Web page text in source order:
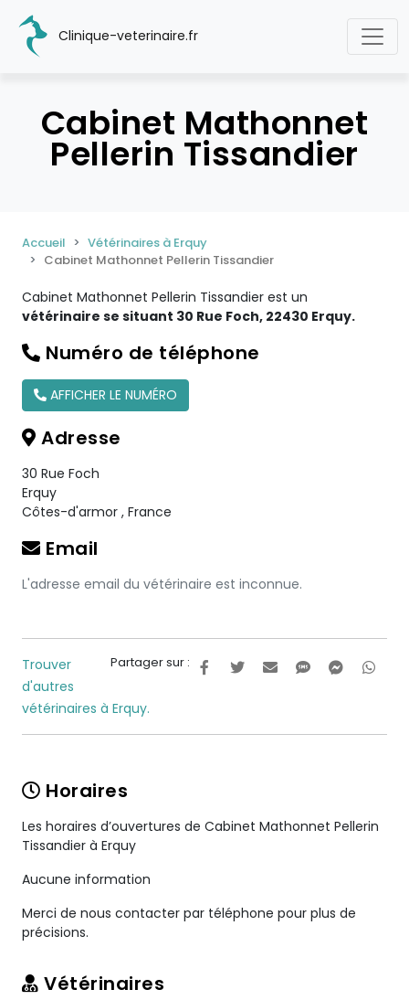
Clinique-veterinaire.fr
Cabinet Mathonnet
Pellerin Tissandier
Accueil
Vétérinaires à Erquy
Cabinet Mathonnet Pellerin Tissandier
Cabinet Mathonnet Pellerin Tissandier est un
vétérinaire se situant 30 Rue Foch, 22430 Erquy.
Numéro de téléphone
AFFICHER LE NUMÉRO
Adresse
30 Rue Foch
Erquy
Côtes-d'armor , France
Email
L'adresse email du vétérinaire est inconnue.
Partager sur :
Trouver
d'autres
vétérinaires à Erquy.
Horaires
Les horaires d’ouvertures de Cabinet Mathonnet Pellerin
Tissandier à Erquy
Aucune information
Merci de nous contacter par téléphone pour plus de
précisions.
Vétérinaires